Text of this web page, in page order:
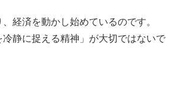
経済を動かし始めているのです。
冷静に捉える精神」が大切ではないで